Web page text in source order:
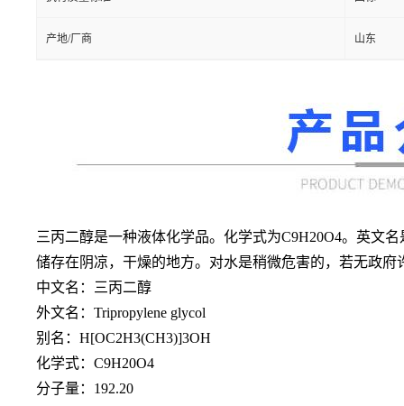
产地/厂商 山东
三丙二醇是一种液体化学品。化学式为C9H20O4。英文
储存在阴凉，干燥的地方。对水是稍微危害的，若无政府
中文名：三丙二醇
外文名： Tripropylene glycol
别名： H[OC2H3(CH3)]3OH
化学式： C9H20O4
分子量： 192.20